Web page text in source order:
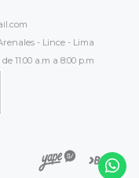
- Lince - Lima
11:00 a.m a 8:00 p.m